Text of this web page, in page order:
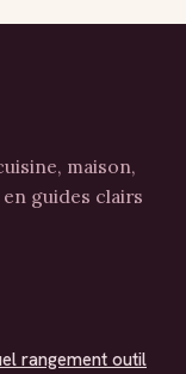
maison,
guides clairs
rangement outil